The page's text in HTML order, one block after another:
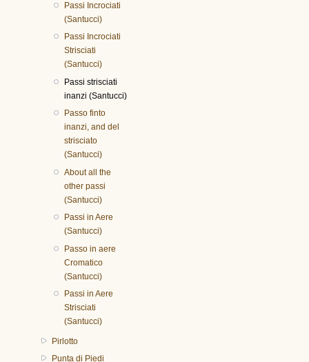
Passi Incrociati
(Santucci)
Passi Incrociati
Strisciati
(Santucci)
Passi strisciati
inanzi (Santucci)
Passo finto
inanzi, and del
strisciato
(Santucci)
About all the
other passi
(Santucci)
Passi in Aere
(Santucci)
Passo in aere
Cromatico
(Santucci)
Passi in Aere
Strisciati
(Santucci)
Pirlotto
Punta di Piedi